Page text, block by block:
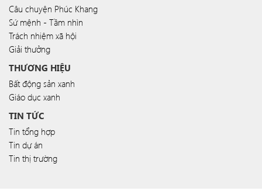
Câu chuyện Phúc Khang
Sứ mệnh - Tầm nhìn
Trách nhiệm xã hội
Giải thưởng
THƯƠNG HIỆU
Bất động sản xanh
Giáo dục xanh
TIN TỨC
Tin tổng hợp
Tin dự án
Tin thị trường